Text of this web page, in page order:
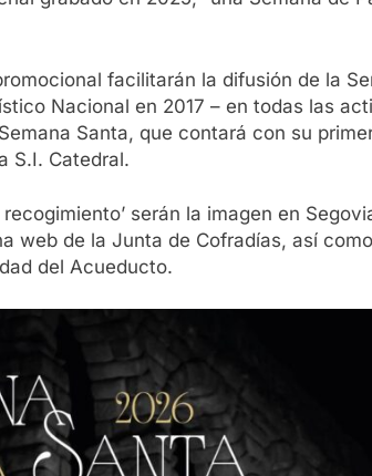
facilitarán la difusión de la
Nacional en 2017 – en todas las
Santa, que contará con su
S.I. Catedral.
recogimiento’ serán la imagen en
web de la Junta de Cofradías, así
del Acueducto.